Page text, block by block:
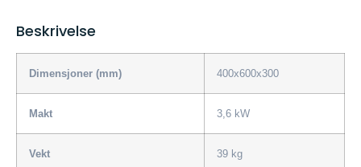
Beskrivelse
Dimensjoner (mm) 400x600x300
Makt 3,6 kW
Vekt 39 kg